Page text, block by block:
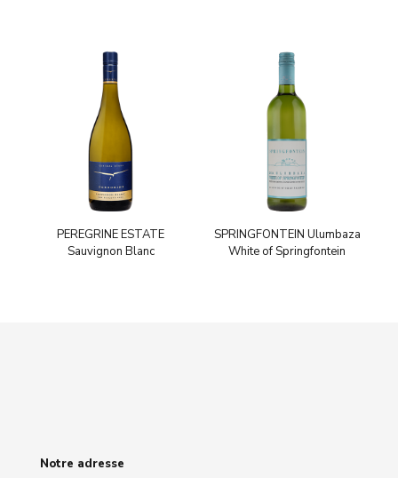
PEREGRINE ESTATE
Sauvignon Blanc
SPRINGFONTEIN Ulumbaza
White of Springfontein
Notre adresse